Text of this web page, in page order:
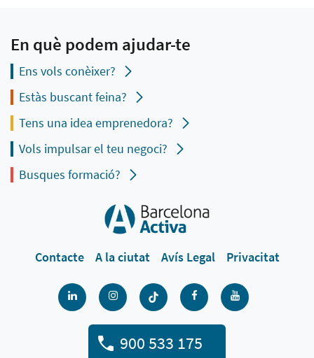
En què podem ajudar-te
Ens vols conèixer?
Estàs buscant feina?
Tens una idea emprenedora?
Vols impulsar el teu negoci?
Busques formació?
Contacte A la ciutat Avís Legal Privacitat
900 533 175